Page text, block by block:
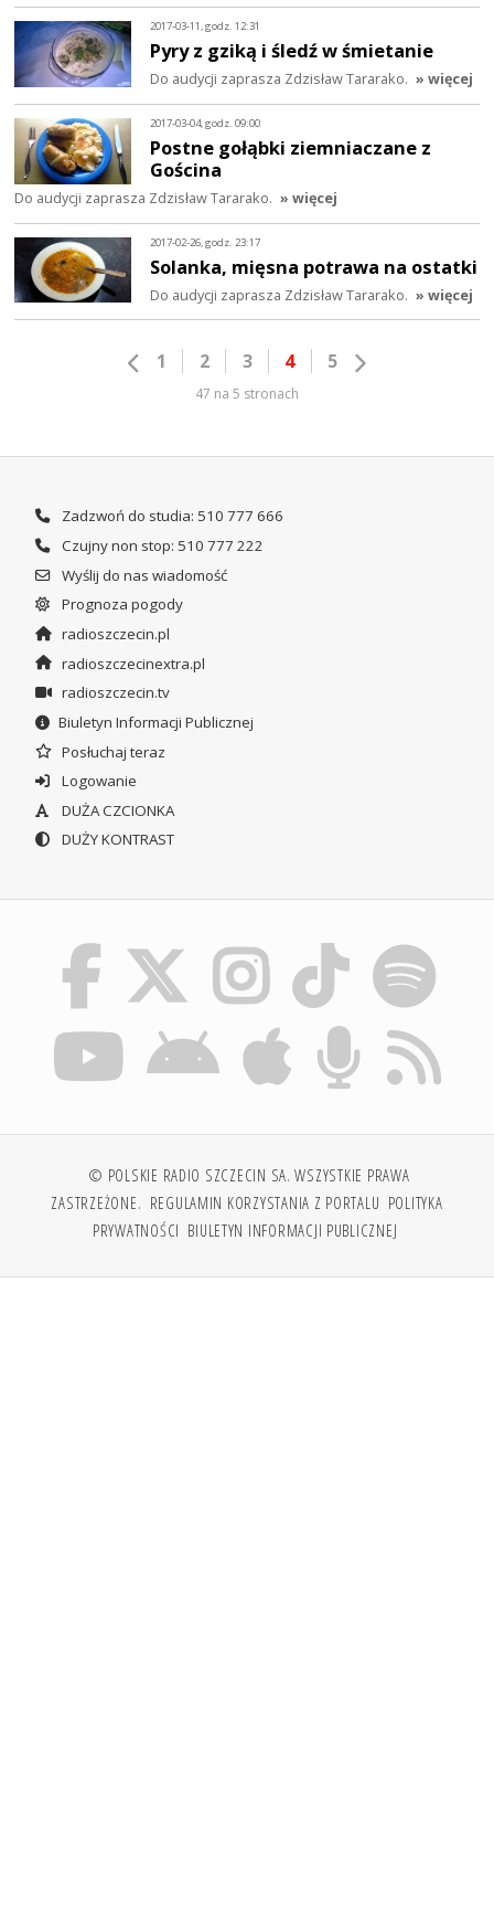
2017-03-11, godz. 12:31
Pyry z gziką i śledź w śmietanie
Do audycji zaprasza Zdzisław Tararako. » więcej
2017-03-04, godz. 09:00
Postne gołąbki ziemniaczane z
Gościna
Do audycji zaprasza Zdzisław Tararako. » więcej
2017-02-26, godz. 23:17
Solanka, mięsna potrawa na ostatki
Do audycji zaprasza Zdzisław Tararako. » więcej
1 2 3 4 5
47 na 5 stronach
Zadzwoń do studia: 510 777 666
Czujny non stop: 510 777 222
Wyślij do nas wiadomość
Prognoza pogody
radioszczecin.pl
radioszczecinextra.pl
radioszczecin.tv
Biuletyn Informacji Publicznej
Posłuchaj teraz
Logowanie
DUŻA CZCIONKA
DUŻY KONTRAST
© POLSKIE RADIO SZCZECIN SA. WSZYSTKIE PRAWA
ZASTRZEŻONE. REGULAMIN KORZYSTANIA Z PORTALU POLITYKA
PRYWATNOŚCI BIULETYN INFORMACJI PUBLICZNEJ